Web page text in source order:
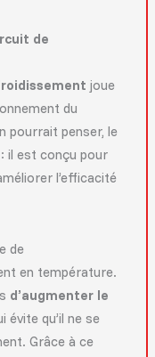
de
joue
du
pourrait penser, le
il est conçu pour
l’efficacité
de
en température.
d’augmenter le
évite qu’il ne se
Grâce à ce